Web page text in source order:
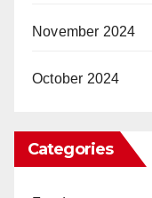
November 2024
October 2024
Categories